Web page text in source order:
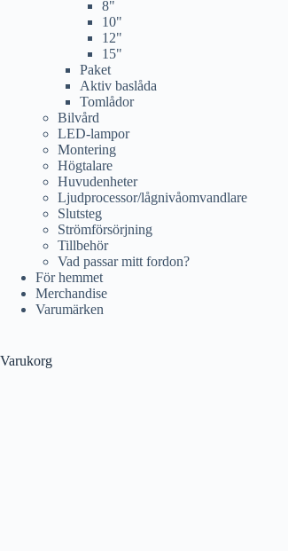
8"
10"
12"
15"
Paket
Aktiv baslåda
Tomlådor
Bilvård
LED-lampor
Montering
Högtalare
Huvudenheter
Ljudprocessor/lågnivåomvandlare
Slutsteg
Strömförsörjning
Tillbehör
Vad passar mitt fordon?
För hemmet
Merchandise
Varumärken
Varukorg